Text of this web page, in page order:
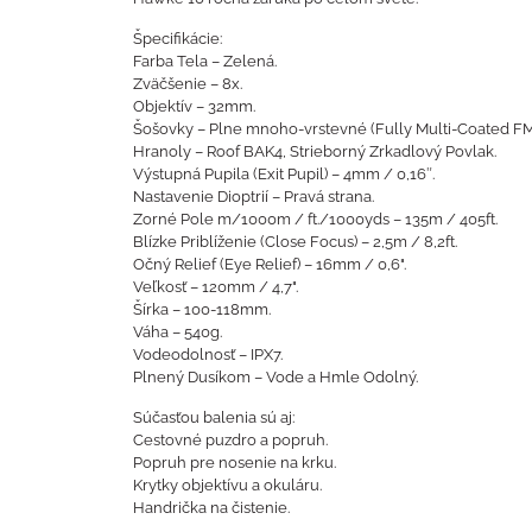
Špecifikácie:
Farba Tela – Zelená.
Zväčšenie – 8x.
Objektív – 32mm.
Šošovky – Plne mnoho-vrstevné (Fully Multi-Coated
Hranoly – Roof BAK4, Strieborný Zrkadlový Povlak.
Výstupná Pupila (Exit Pupil) – 4mm / 0,16″.
Nastavenie Dioptrií – Pravá strana.
Zorné Pole m/1000m / ft./1000yds – 135m / 405ft.
Blízke Priblíženie (Close Focus) – 2,5m / 8,2ft.
Očný Relief (Eye Relief) – 16mm / 0,6".
Veľkosť – 120mm / 4,7".
Šírka – 100-118mm.
Váha – 540g.
Vodeodolnosť – IPX7.
Plnený Dusíkom – Vode a Hmle Odolný.
Súčasťou balenia sú aj:
Cestovné puzdro a popruh.
Popruh pre nosenie na krku.
Krytky objektívu a okuláru.
Handrička na čistenie.